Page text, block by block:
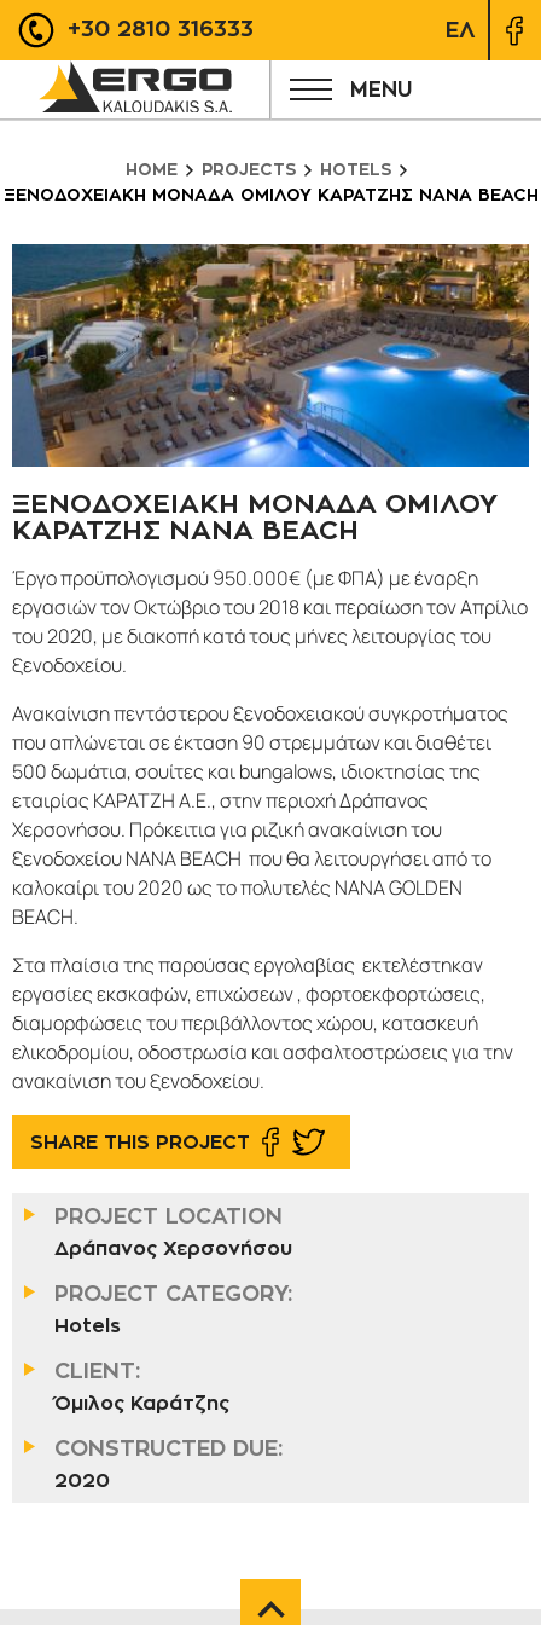
+30 2810 316333 ΕΛ
MENU
HOME PROJECTS
HOTELS
ΞΕΝΟΔΟΧΕΙΑΚΗ ΜΟΝΑΔΑ ΟΜΙΛΟΥ ΚΑΡΑΤΖΗΣ NANA BEACH
PROJECT LOCATION
Δράπανος Χερσονήσου
PROJECT CATEGORY:
Hotels
CLIENT:
Όμιλος Καράτζης
CONSTRUCTED DUE:
2020
ΞΕΝΟΔΟΧΕΙΑΚΗ ΜΟΝΑΔΑ ΟΜΙΛΟΥ
ΚΑΡΑΤΖΗΣ NANA BEACH
Έργο προϋπολογισμού 950.000€ (με ΦΠΑ) με έναρξη
εργασιών τον Οκτώβριο του 2018 και περαίωση τον Απρίλιο
του 2020, με διακοπή κατά τους μήνες λειτουργίας του
ξενοδοχείου.
Ανακαίνιση πεντάστερου ξενοδοχειακού συγκροτήματος
που απλώνεται σε έκταση 90 στρεμμάτων και διαθέτει
500 δωμάτια, σουίτες και bungalows, ιδιοκτησίας της
εταιρίας ΚΑΡΑΤΖΗ Α.Ε., στην περιοχή Δράπανος
Χερσονήσου. Πρόκειτια για ριζική ανακαίνιση του
ξενοδοχείου NANA BEACH που θα λειτουργήσει από το
καλοκαίρι του 2020 ως το πολυτελές NANA GOLDEN
BEACH.
Στα πλαίσια της παρούσας εργολαβίας εκτελέστηκαν
εργασίες εκσκαφών, επιχώσεων , φορτοεκφορτώσεις,
διαμορφώσεις του περιβάλλοντος χώρου, κατασκευή
ελικοδρομίου, οδοστρωσία και ασφαλτοστρώσεις για την
ανακαίνιση του ξενοδοχείου.
SHARE THIS PROJECT